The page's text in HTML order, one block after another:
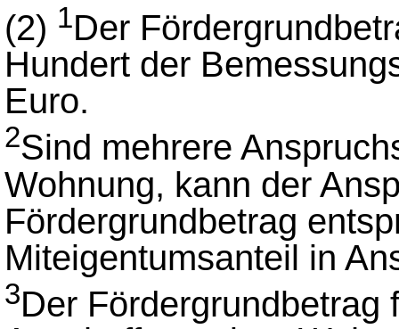
(2) 1Der
Hundert der
Euro.
2Sind mehrere
Wohnung, kann der
Fördergrundbetrag
Miteigentumsanteil in
3Der Fördergrundbetrag